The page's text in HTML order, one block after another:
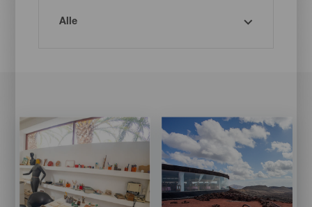
Imagen
Listado
Imagen
Imagen
Listado
Imagen